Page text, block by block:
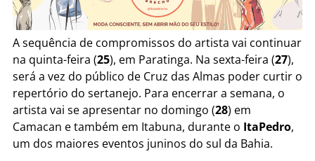
A sequência de compromissos do artista vai continuar
na quinta-feira (25), em Paratinga. Na sexta-feira (27),
será a vez do público de Cruz das Almas poder curtir o
repertório do sertanejo. Para encerrar a semana, o
artista vai se apresentar no domingo (28) em
Camacan e também em Itabuna, durante o ItaPedro,
um dos maiores eventos juninos do sul da Bahia.